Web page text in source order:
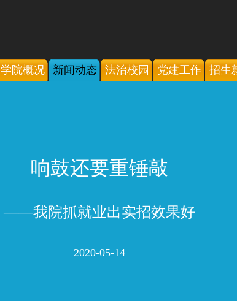
学院概况 新闻动态 法治校园 党建工作 招生
响鼓还要重锤敲
——我院抓就业出实招效果好
2020-05-14